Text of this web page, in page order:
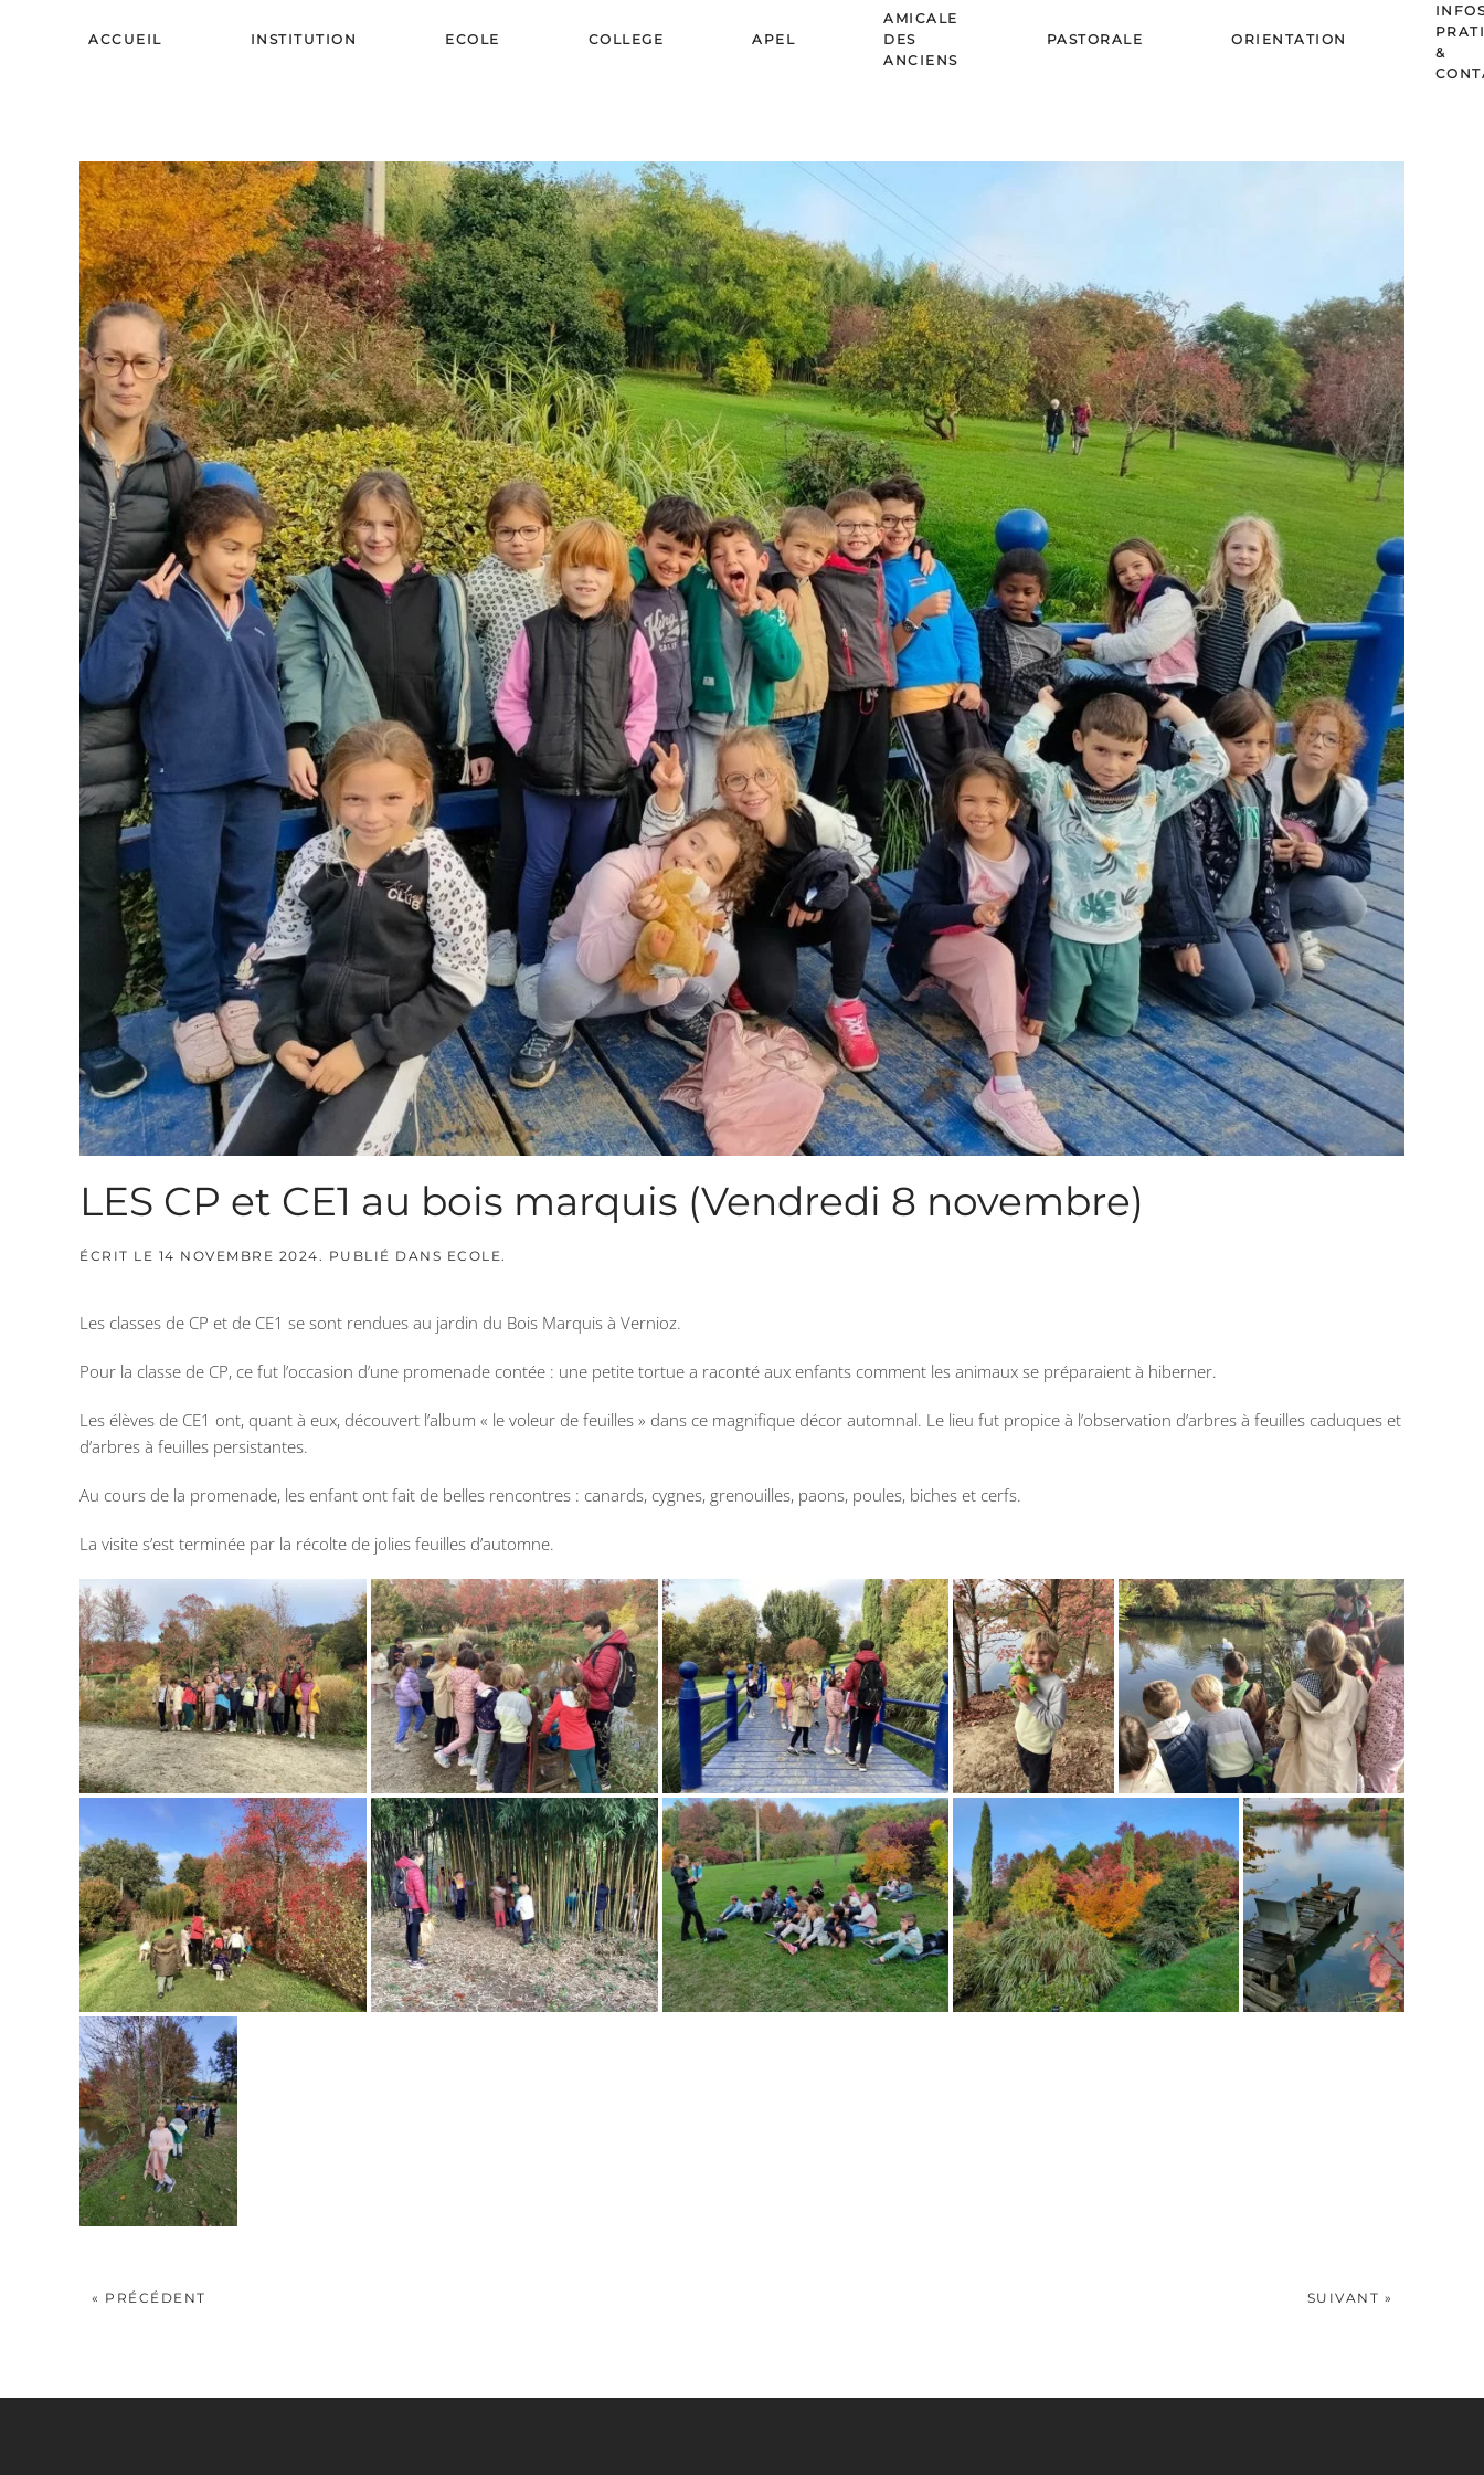
ACCUEIL INSTITUTION ECOLE COLLEGE APEL
AMICALE
DES
ANCIENS
PASTORALE ORIENTATION
&
LES CP et CE1 au bois marquis (Vendredi 8 novembre)
ÉCRIT LE 14 NOVEMBRE 2024. PUBLIÉ DANS ECOLE.
Les classes de CP et de CE1 se sont rendues au jardin du Bois Marquis à Vernioz.
Pour la classe de CP, ce fut l’occasion d’une promenade contée : une petite tortue a raconté aux enfants comment les animaux se préparaient à hiberner.
Les élèves de CE1 ont, quant à eux, découvert l’album « le voleur de feuilles » dans ce magnifique décor automnal. Le lieu fut propice à l’observation d’arbres à feuilles caduques et
d’arbres à feuilles persistantes.
Au cours de la promenade, les enfant ont fait de belles rencontres : canards, cygnes, grenouilles, paons, poules, biches et cerfs.
La visite s’est terminée par la récolte de jolies feuilles d’automne.
« PRÉCÉDENT SUIVANT »